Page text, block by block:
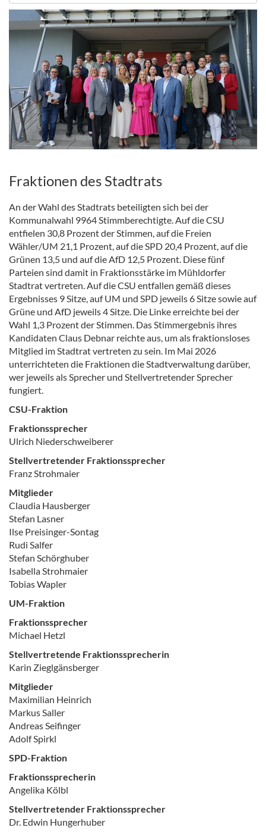
Fraktionen des Stadtrats
An der Wahl des Stadtrats beteiligten sich bei der
Kommunalwahl 9964 Stimmberechtigte. Auf die CSU
entfielen 30,8 Prozent der Stimmen, auf die Freien
Wähler/UM 21,1 Prozent, auf die SPD 20,4 Prozent, auf die
Grünen 13,5 und auf die AfD 12,5 Prozent. Diese fünf
Parteien sind damit in Fraktionsstärke im Mühldorfer
Stadtrat vertreten. Auf die CSU entfallen gemäß dieses
Ergebnisses 9 Sitze, auf UM und SPD jeweils 6 Sitze sowie auf
Grüne und AfD jeweils 4 Sitze. Die Linke erreichte bei der
Wahl 1,3 Prozent der Stimmen. Das Stimmergebnis ihres
Kandidaten Claus Debnar reichte aus, um als fraktionsloses
Mitglied im Stadtrat vertreten zu sein. Im Mai 2026
unterrichteten die Fraktionen die Stadtverwaltung darüber,
wer jeweils als Sprecher und Stellvertretender Sprecher
fungiert.
CSU-Fraktion
Fraktionssprecher
Ulrich Niederschweiberer
Stellvertretender Fraktionssprecher
Franz Strohmaier
Mitglieder
Claudia Hausberger
Stefan Lasner
Ilse Preisinger-Sontag
Rudi Salfer
Stefan Schörghuber
Isabella Strohmaier
Tobias Wapler
UM-Fraktion
Fraktionssprecher
Michael Hetzl
Stellvertretende Fraktionssprecherin
Karin Zieglgänsberger
Mitglieder
Maximilian Heinrich
Markus Saller
Andreas Seifinger
Adolf Spirkl
SPD-Fraktion
Fraktionssprecherin
Angelika Kölbl
Stellvertretender Fraktionssprecher
Dr. Edwin Hungerhuber